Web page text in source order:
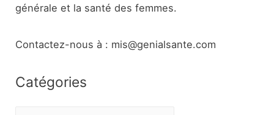
générale et la santé des femmes.
Contactez-nous à : mis@genialsante.com
Catégories